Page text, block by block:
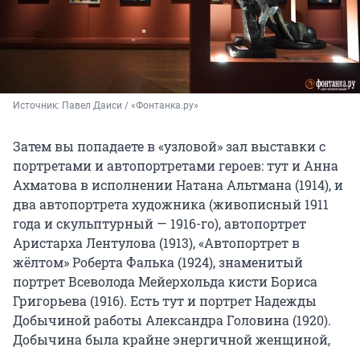
Источник: Павел Даиси / «Фонтанка.ру»
Затем вы попадаете в «узловой» зал выставки с
портретами и автопортретами героев: тут и Анна
Ахматова в исполнении Натана Альтмана (1914), и
два автопортрета художника (живописный 1911
года и скульптурный — 1916-го), автопортрет
Аристарха Лентулова (1913), «Автопортрет в
жёлтом» Роберта Фалька (1924), знаменитый
портрет Всеволода Мейерхольда кисти Бориса
Григорьева (1916). Есть тут и портрет Надежды
Добычиной работы Александра Головина (1920).
Добычина была крайне энергичной женщиной,